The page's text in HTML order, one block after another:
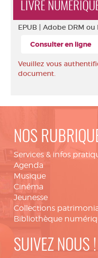
LIVRE
EPUB | Adobe DRM ou
Consulter en ligne
Veuillez vous
document.
NOS
Services & infos
Agenda
Musique
Cinéma
Jeunesse
Collections
Bibliothèque
SUIVEZ NOUS !